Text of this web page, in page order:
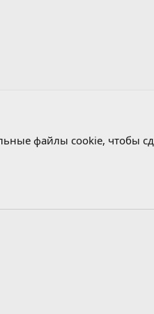
файлы cookie, чтобы